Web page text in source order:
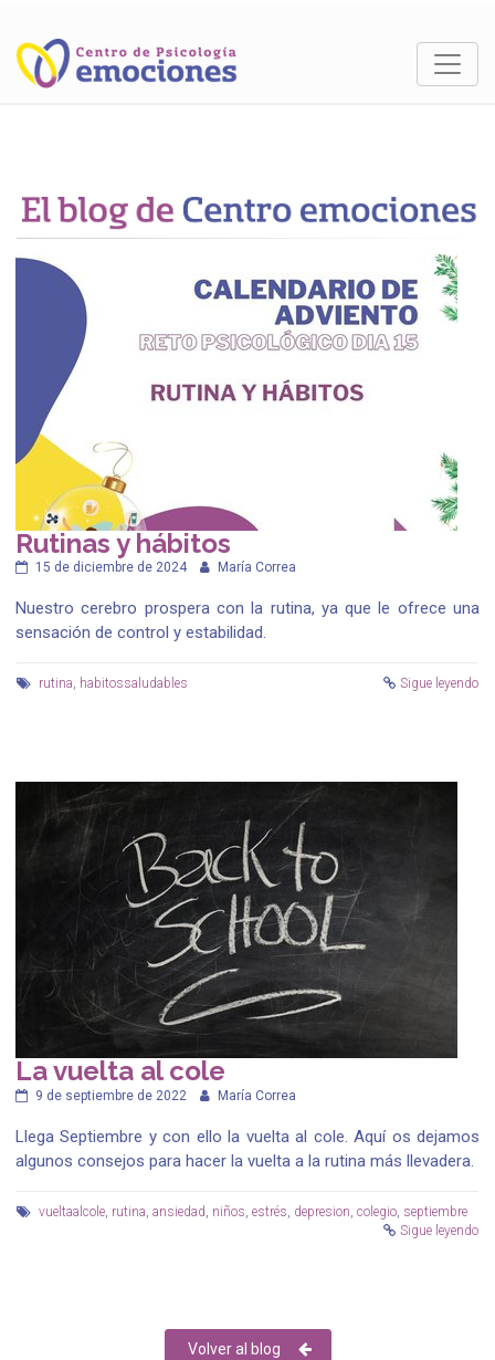
Rutinas y hábitos
15 de diciembre de 2024 María Correa
Nuestro cerebro prospera con la rutina, ya que le ofrece una
sensación de control y estabilidad.
rutina, habitossaludables Sigue leyendo
La vuelta al cole
9 de septiembre de 2022 María Correa
Llega Septiembre y con ello la vuelta al cole. Aquí os dejamos
algunos consejos para hacer la vuelta a la rutina más llevadera.
vueltaalcole, rutina, ansiedad, niños, estrés, depresion, colegio, septiembre
Sigue leyendo
Volver al blog